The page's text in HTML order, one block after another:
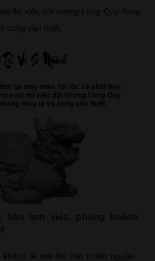
thì vịệc đặt tượng Long Quy đúng
cùng cần thiết.
khách là nơi thu hút nhiều nguồn